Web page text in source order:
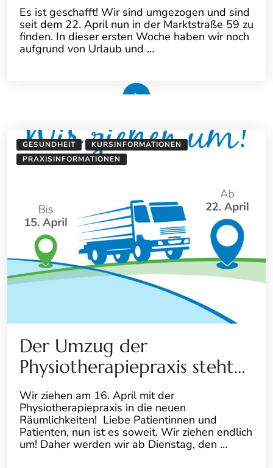
Es ist geschafft! Wir sind umgezogen und sind
seit dem 22. April nun in der Marktstraße 59 zu
finden. In dieser ersten Woche haben wir noch
aufgrund von Urlaub und …
GESUNDHEIT
KURSINFORMATIONEN
PRAXISINFORMATIONEN
Der Umzug der
Physiotherapiepraxis steht…
Wir ziehen am 16. April mit der
Physiotherapiepraxis in die neuen
Räumlichkeiten! Liebe Patientinnen und
Patienten, nun ist es soweit. Wir ziehen endlich
um! Daher werden wir ab Dienstag, den …